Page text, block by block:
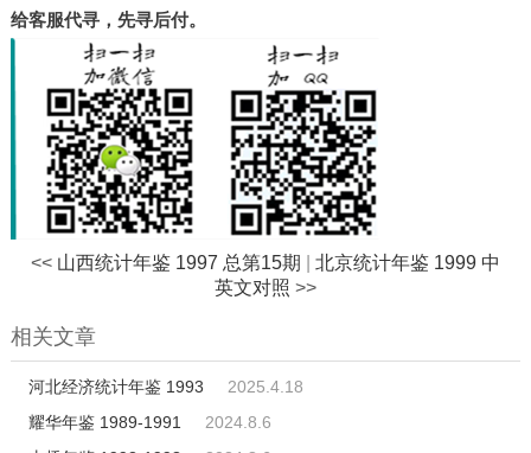
台湾
港澳
其他
给客服代寻，先寻后付。
<< 山西统计年鉴 1997 总第15期
北京统计年鉴 1999 中
英文对照 >>
相关文章
河北经济统计年鉴 1993
2025.4.18
耀华年鉴 1989-1991
2024.8.6